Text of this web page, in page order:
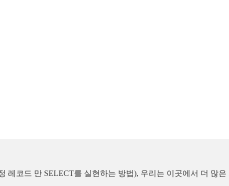
레코드 만 SELECT를 실현하는 방법), 우리는 이곳에서 더 많